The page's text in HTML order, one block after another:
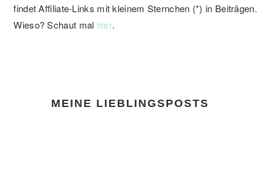
findet Affiliate-Links mit kleinem Sternchen (*) in Beiträgen.
Wieso? Schaut mal hier.
MEINE LIEBLINGSPOSTS